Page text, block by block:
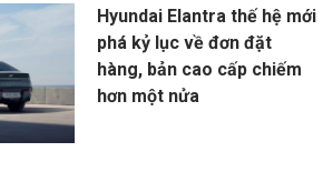
Hyundai Elantra thế hệ mới
phá kỷ lục về đơn đặt
hàng, bản cao cấp chiếm
hơn một nửa